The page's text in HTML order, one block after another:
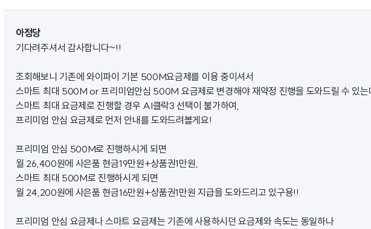
아정당
기다려주셔서 감사합니다~!!
조회해보니 기존에 와이파이 기본 500M요금제를 이용 중이셔서
스마트 최대 500M or 프리미엄안심 500M 요금제로 변경해야 재약정 진행을 도와드릴 수 있는
스마트 최대 요금제로 진행할 경우 AI클락3 선택이 불가하여,
프리미엄 안심 요금제로 먼저 안내를 도와드려볼게요!
프리미엄 안심 500M로 진행하시게 되면
월 26,400원에 사은품 현금19만원+상품권1만원,
스마트 최대 500M로 진행하시게 되면
월 24,200원에 사은품 현금16만원+상품권1만원 지급을 도와드리고 있구용!!
프리미엄 안심 요금제나 스마트 요금제는 기존에 사용하시던 요금제와 속도는 동일하나